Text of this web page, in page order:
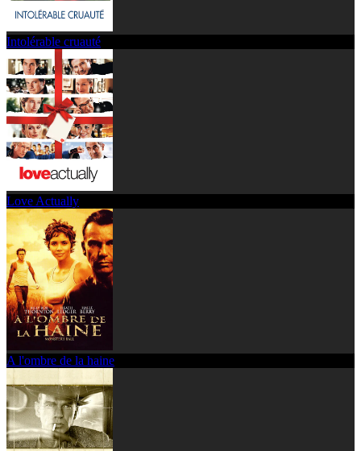
Intolérable cruauté
Love Actually
A l'ombre de la haine